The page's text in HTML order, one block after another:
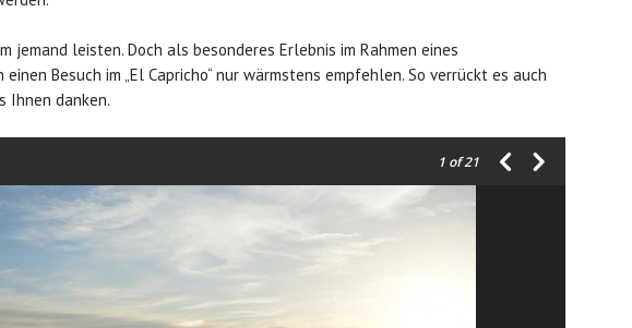
jemand leisten. Doch als besonderes Erlebnis im Rahmen eines
Besuch im „El Capricho“ nur wärmstens empfehlen. So verrückt es auch
Ihnen danken.
1 of 21